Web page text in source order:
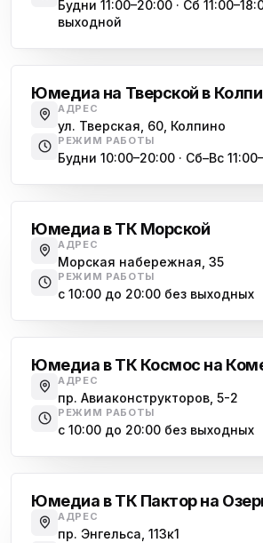
Будни 11:00–20:00 · Сб
выходной
Юмедиа на Тверской в
АДРЕС
ул. Тверская, 60, Колпино
РЕЖИМ РАБОТЫ
Будни 10:00–20:00 · Сб–Вс
Юмедиа в ТК Морской
АДРЕС
Морская набережная, 35
РЕЖИМ РАБОТЫ
с 10:00 до 20:00 без выходных
Юмедиа в ТК Космос на
АДРЕС
пр. Авиаконструкторов, 5-2
РЕЖИМ РАБОТЫ
с 10:00 до 20:00 без выходных
Юмедиа в ТК Пактор на
АДРЕС
пр. Энгельса, 113к1